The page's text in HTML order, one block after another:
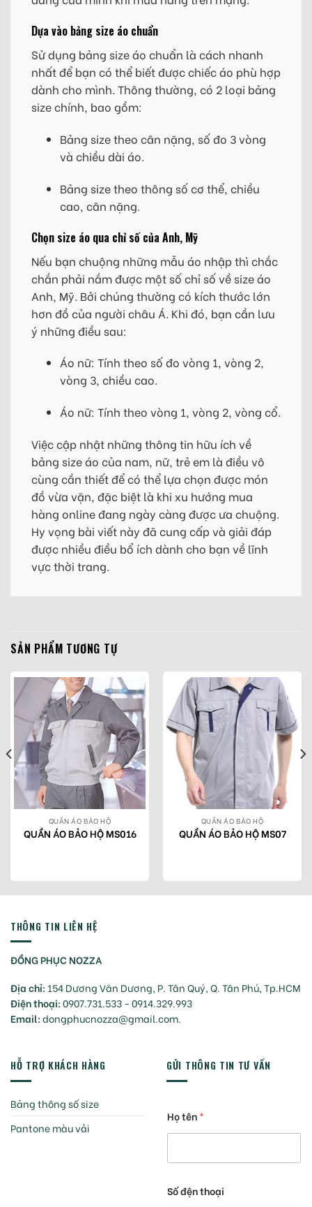
Dựa vào bảng size áo chuẩn
Sử dụng bảng size áo chuẩn là cách nhanh
nhất để bạn có thể biết được chiếc áo phù hợp
dành cho mình. Thông thường, có 2 loại bảng
size chính, bao gồm:
Bảng size theo cân nặng, số đo 3 vòng
và chiều dài áo.
Bảng size theo thông số cơ thể, chiều
cao, cân nặng.
Chọn size áo qua chỉ số của Anh, Mỹ
Nếu bạn chuộng những mẫu áo nhập thì chắc
chắn phải nắm được một số chỉ số về size áo
Anh, Mỹ. Bởi chúng thường có kích thước lớn
hơn đồ của người châu Á. Khi đó, bạn cần lưu
ý những điều sau:
Áo nữ: Tính theo số đo vòng 1, vòng 2,
vòng 3, chiều cao.
Áo nữ: Tính theo vòng 1, vòng 2, vòng cổ.
Việc cập nhật những thông tin hữu ích về
bảng size áo của nam, nữ, trẻ em là điều vô
cùng cần thiết để có thể lựa chọn được món
đồ vừa vặn, đặc biệt là khi xu hướng mua
hàng online đang ngày càng được ưa chuộng.
Hy vọng bài viết này đã cung cấp và giải đáp
được nhiều điều bổ ích dành cho bạn về lĩnh
vực thời trang.
SẢN PHẨM TƯƠNG TỰ
QUẦN ÁO BẢO HỘ
QUẦN ÁO BẢO HỘ MS016
QUẦN ÁO BẢO HỘ
QUẦN ÁO BẢO HỘ MS07
THÔNG TIN LIÊN HỆ
ĐỒNG PHỤC NOZZA
Địa chỉ: 154 Dương Văn Dương, P. Tân Quý, Q. Tân Phú, Tp.HCM
Điện thoại:0907.731.533 - 0914.329.993
Email:dongphucnozza@gmail.com.
HỖ TRỢ KHÁCH HÀNG
Bảng thông số size
Pantone màu vải
GỬI THÔNG TIN TƯ VẤN
Họ tên*
Số đện thoại